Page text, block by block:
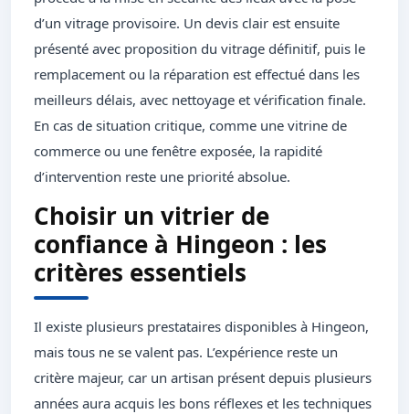
d’un vitrage provisoire. Un devis clair est ensuite
présenté avec proposition du vitrage définitif, puis le
remplacement ou la réparation est effectué dans les
meilleurs délais, avec nettoyage et vérification finale.
En cas de situation critique, comme une vitrine de
commerce ou une fenêtre exposée, la rapidité
d’intervention reste une priorité absolue.
Choisir un vitrier de
confiance à Hingeon : les
critères essentiels
Il existe plusieurs prestataires disponibles à Hingeon,
mais tous ne se valent pas. L’expérience reste un
critère majeur, car un artisan présent depuis plusieurs
années aura acquis les bons réflexes et les techniques